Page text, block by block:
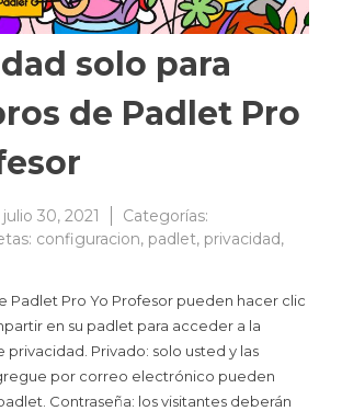
solo para
de Padlet Pro
julio 30, 2021
Categorías:
configuracion, padlet, privacidad,
Padlet Pro Yo Profesor pueden hacer clic
en su padlet para acceder a la
privacidad. Privado: solo usted y las
por correo electrónico pueden
Contraseña: los visitantes deberán